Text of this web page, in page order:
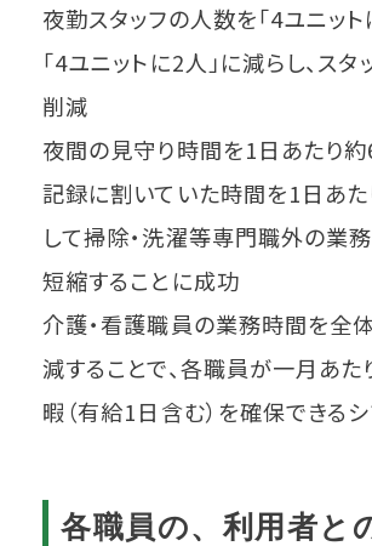
夜勤スタッフの人数を「4ユニット
「4ユニットに2人」に減らし、ス
削減
夜間の見守り時間を1日あたり約
記録に割いていた時間を1日あた
して掃除・洗濯等専門職外の業
短縮することに成功
介護・看護職員の業務時間を全
減することで、各職員が一月あ
暇（有給1日含む）を確保できる
各職員の、利用者と